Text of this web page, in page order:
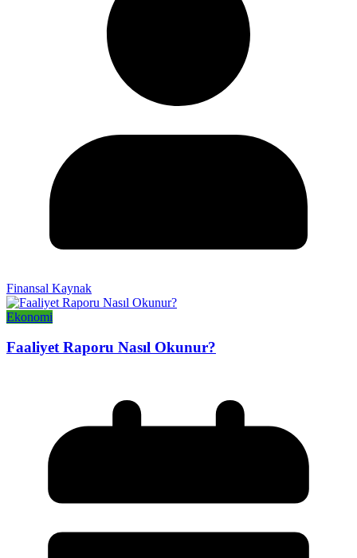
Finansal Kaynak
Ekonomi
Faaliyet Raporu Nasıl Okunur?